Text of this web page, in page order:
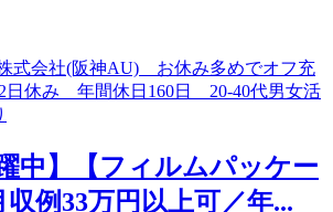
躍中】【フィルムパッケー
例33万円以上可／年...